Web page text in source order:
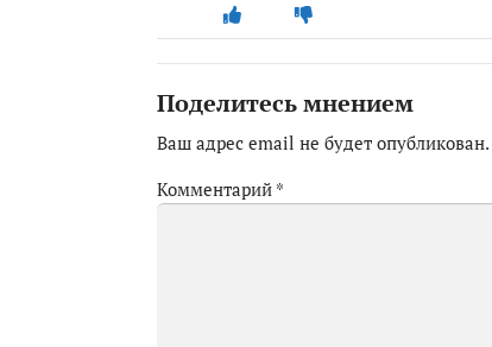
Поделитесь мнением
Ваш адрес email не будет опубликован.
Комментарий *